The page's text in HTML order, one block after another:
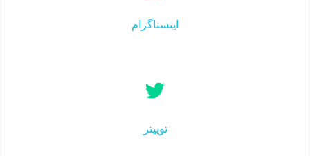
اینستاگرام
توییتر